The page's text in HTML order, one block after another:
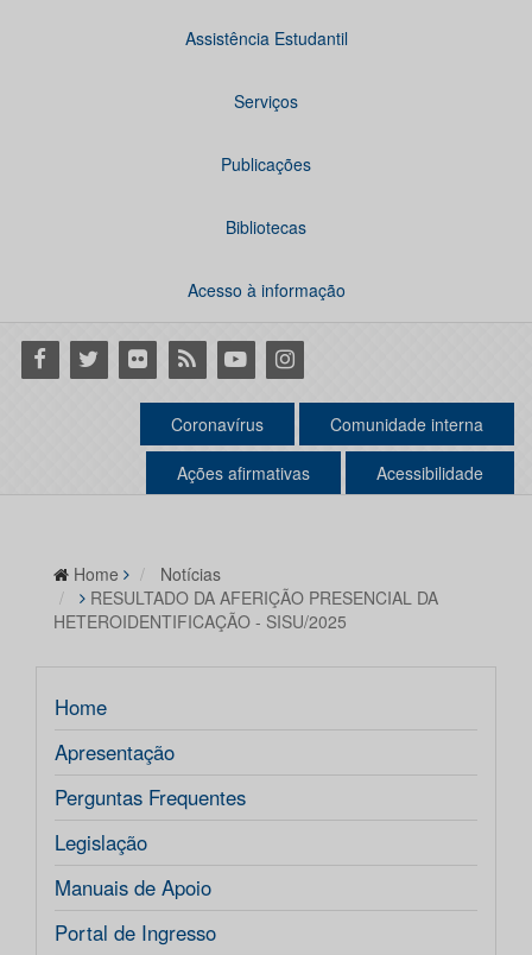
Assistência Estudantil
Serviços
Publicações
Bibliotecas
Acesso à informação
Facebook
Twitter Flickr RSS YoutubeInstagram
Coronavírus Comunidade interna
Ações afirmativas Acessibilidade
Home
Notícias
RESULTADO DA AFERIÇÃO PRESENCIAL DA
HETEROIDENTIFICAÇÃO - SISU/2025
Home
Apresentação
Perguntas Frequentes
Legislação
Manuais de Apoio
Portal de Ingresso